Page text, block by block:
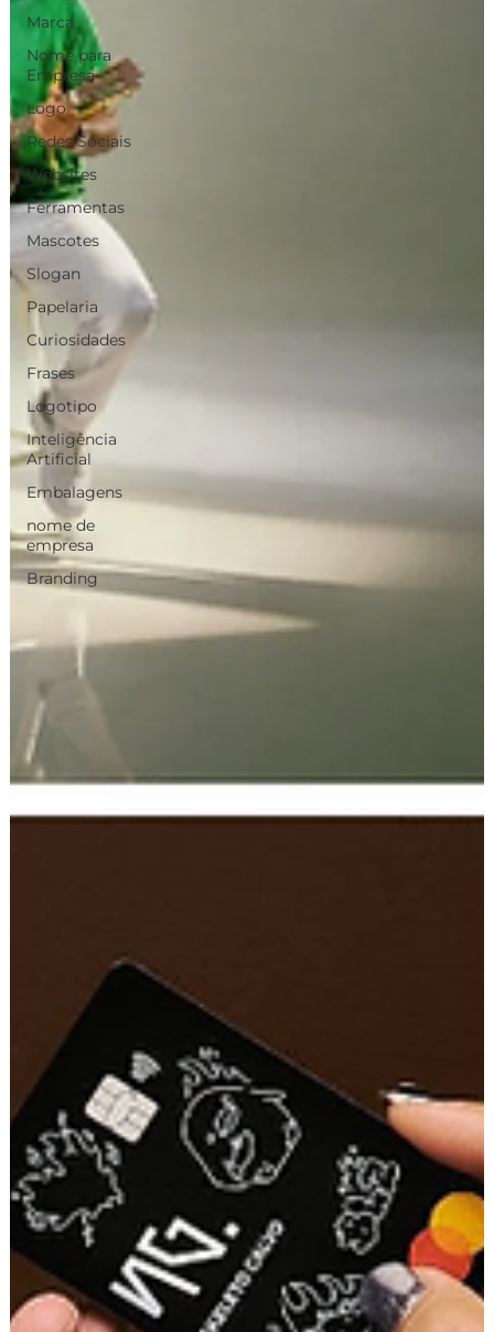
Marca
Nome para
Empresa
Logo
Redes Sociais
Websites
Ferramentas
Mascotes
Slogan
Papelaria
Curiosidades
Frases
Logotipo
Inteligência
Artificial
Embalagens
nome de
empresa
Branding